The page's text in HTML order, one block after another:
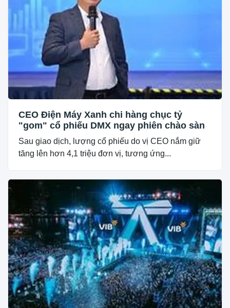
CEO Điện Máy Xanh chi hàng chục tỷ
"gom" cổ phiếu DMX ngay phiên chào sàn
Sau giao dịch, lượng cổ phiếu do vị CEO nắm giữ
tăng lên hơn 4,1 triệu đơn vị, tương ứng...